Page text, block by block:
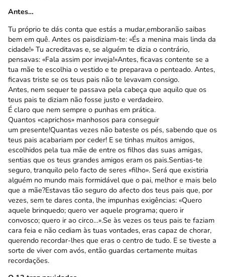
Antes…
Tu próprio te dás conta que estás a mudar,emboranão saibas
bem em quê. Antes os paisdiziam-te: «És a menina mais linda da
cidade!» Tu acreditavas e, se alguém te dizia o contrário,
pensavas: «Fala assim por inveja!»Antes, ficavas contente se a
tua mãe te escolhia o vestido e te preparava o penteado. Antes,
ficavas triste se os teus pais não te levavam consigo.
Antes, nem sequer te passava pela cabeça que aquilo que os
teus pais te diziam não fosse justo e verdadeiro.
É claro que nem sempre o punhas em prática.
Quantos «caprichos» manhosos para conseguir
um presente!Quantas vezes não bateste os pés, sabendo que os
teus pais acabariam por ceder! E se tinhas muitos amigos,
escolhidos pela tua mãe de entre os filhos das suas amigas,
sentias que os teus grandes amigos eram os pais.Sentias-te
seguro, tranquilo pelo facto de seres «filho». Será que existiria
alguém no mundo mais formidável que o pai, melhor e mais belo
que a mãe?Estavas tão seguro do afecto dos teus pais que, por
vezes, sem te dares conta, lhe impunhas exigências: «Quero
aquele brinquedo; quero ver aquele programa; quero ir
convosco; quero ir ao circo…».Se às vezes os teus pais te faziam
cara feia e não cediam às tuas vontades, eras capaz de chorar,
querendo recordar-lhes que eras o centro de tudo. E se tiveste a
sorte de viver com avós, então guardas certamente muitas
recordações.